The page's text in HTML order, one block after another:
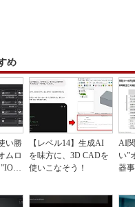
め
い勝
ムロ
L
【レベル14】生成AI
を味方に、3D CADを
使いこなそう！
AI
い”
器